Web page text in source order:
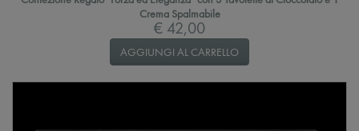
Crema Spalmabile
€ 42,00
AGGIUNGI AL CARRELLO